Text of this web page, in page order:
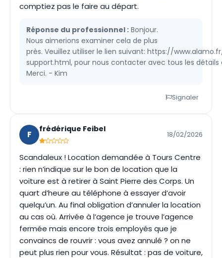
comptiez pas le faire au départ.
Réponse du professionnel : Bonjour.
Nous aimerions examiner cela de plus
près. Veuillez utiliser le lien suivant: https://
support.html, pour nous contacter avec tous les détails
Merci. - Kim
Signaler
F
frédérique Feibel
18/02/2026
Scandaleux ! Location demandée à Tours Centre
: rien n’indique sur le bon de location que la
voiture est à retirer à Saint Pierre des Corps. Un
quart d’heure au téléphone à essayer d’avoir
quelqu’un. Au final obligation d’annuler la location
au cas où. Arrivée à l’agence je trouve l’agence
fermée mais encore trois employés que je
convaincs de rouvrir : vous avez annulé ? on ne
peut plus rien pour vous. Résultat : pas de voiture,